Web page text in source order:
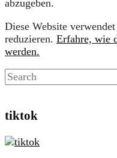
abzugeben.
Diese Website
reduzieren. Erfahre, wie
werden.
tiktok